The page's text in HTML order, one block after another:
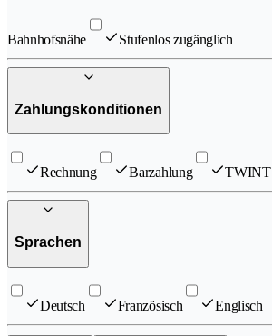
Bahnhofsnähe Stufenlos zugänglich
Zahlungskonditionen
Rechnung Barzahlung TWINT
Sprachen
Deutsch Französisch Englisch